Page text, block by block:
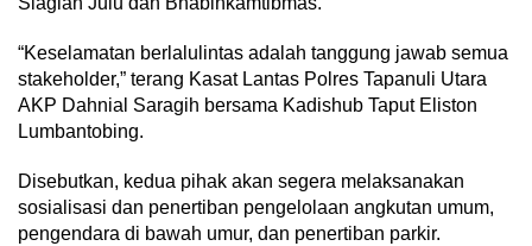
“Keselamatan berlalulintas adalah tanggung jawab semua
stakeholder,” terang Kasat Lantas Polres Tapanuli Utara
AKP Dahnial Saragih bersama Kadishub Taput Eliston
Lumbantobing.
Disebutkan, kedua pihak akan segera melaksanakan
sosialisasi dan penertiban pengelolaan angkutan umum,
pengendara di bawah umur, dan penertiban parkir.